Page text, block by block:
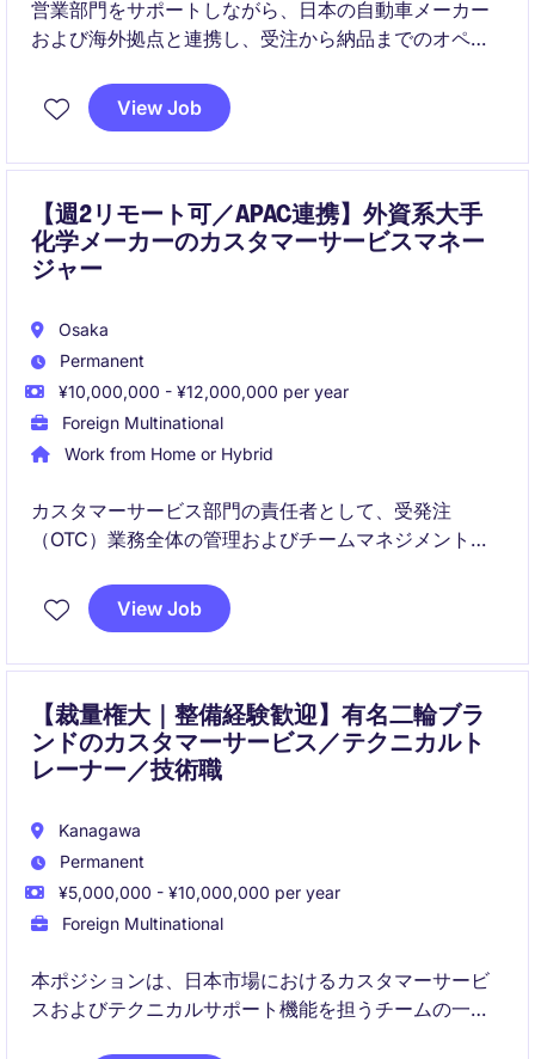
営業部門をサポートしながら、日本の自動車メーカー
および海外拠点と連携し、受注から納品までのオペレ
グローバルチームと協働しながら、顧客ニーズに応え
View Job
【週2リモート可／APAC連携】外資系大手
化学メーカーのカスタマーサービスマネー
ジャー
Osaka
Permanent
¥10,000,000 - ¥12,000,000 per year
Foreign Multinational
Work from Home or Hybrid
カスタマーサービス部門の責任者として、受発注
（OTC）業務全体の管理およびチームマネジメントを
APACとの連携を強化しながら、安定したオペレーショ
View Job
【裁量権大｜整備経験歓迎】有名二輪ブラ
ンドのカスタマーサービス／テクニカルト
レーナー／技術職
Kanagawa
Permanent
¥5,000,000 - ¥10,000,000 per year
Foreign Multinational
本ポジションは、日本市場におけるカスタマーサービ
スおよびテクニカルサポート機能を担うチームの一員